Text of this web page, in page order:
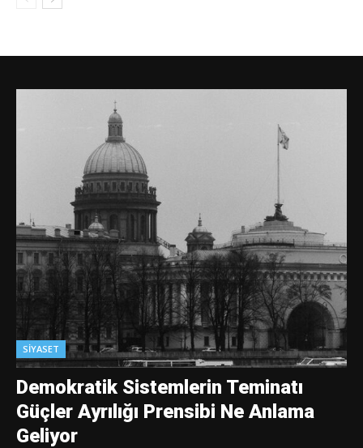
SIYASET
Demokratik Sistemlerin Teminatı
Güçler Ayrılığı Prensibi Ne Anlama
Geliyor